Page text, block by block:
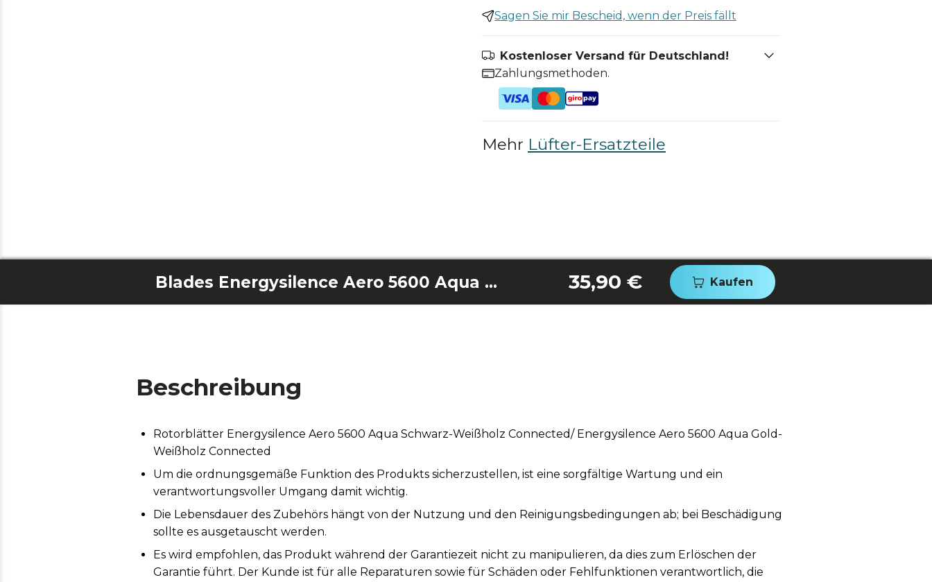
Sagen Sie mir Bescheid, wenn der Preis fällt
Kostenloser Versand für Deutschland!
Zahlungsmethoden.
Mehr Lüfter-Ersatzteile
Blades Energysilence Aero 5600 Aqua Black&Whitewood Connected/ Energysilence Aero 5600 Aqua Goldwhitewood Connected 35,90 € Kaufen
Beschreibung
Rotorblätter Energysilence Aero 5600 Aqua Schwarz-Weißholz Connected/ Energysilence Aero 5600 Aqua Gold-
Weißholz Connected
Um die ordnungsgemäße Funktion des Produkts sicherzustellen, ist eine sorgfältige Wartung und ein
verantwortungsvoller Umgang damit wichtig.
Die Lebensdauer des Zubehörs hängt von der Nutzung und den Reinigungsbedingungen ab; bei Beschädigung
sollte es ausgetauscht werden.
Es wird empfohlen, das Produkt während der Garantiezeit nicht zu manipulieren, da dies zum Erlöschen der
Garantie führt. Der Kunde ist für alle Reparaturen sowie für Schäden oder Fehlfunktionen verantwortlich, die